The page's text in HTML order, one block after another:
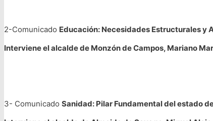
2-Comunicado Educación: Necesidades Estructurales y
Interviene el alcalde de Monzón de Campos, Mariano
3- Comunicado Sanidad: Pilar Fundamental del estado